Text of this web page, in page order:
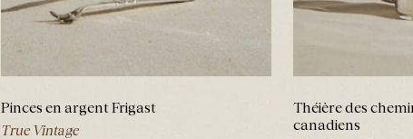
Pinces en argent Frigast
True Vintage
Théière des
canadiens